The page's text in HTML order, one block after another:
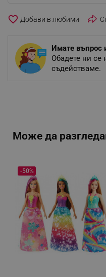
favorite_border
Имате въпрос
Обадете ни се
съдействаме.
Може да
-50%